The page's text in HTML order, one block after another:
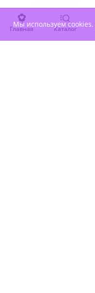
Главная Каталог
Мы используем cookies.